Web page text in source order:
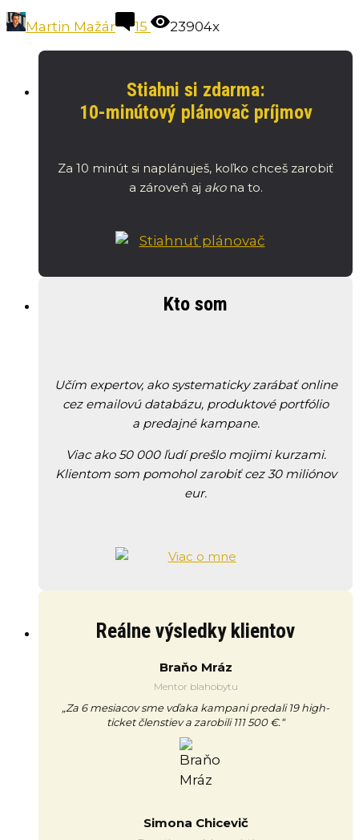
Martin Mažár 15 23904x
Stiahni si zdarma:
10-minútový plánovač príjmov
Za 10 minút si naplánuješ, koľko chceš zarobiť
a zároveň aj ako na to.
Kto som
Učím expertov, ako systematicky zarábať online
cez emailovú databázu, produktové portfólio
a predajné kampane.
Viac ako 50 000 ľudí prešlo mojimi kurzami.
Klientom som pomohol zarobiť cez 30 miliónov
eur.
Reálne výsledky klientov
Braňo Mráz
Mentor blahobytu
„Za 6 mesiacov sme vďaka kampani predali 19 high-
ticket členstiev a zarobili 111 500 €.“
Simona Chicevič